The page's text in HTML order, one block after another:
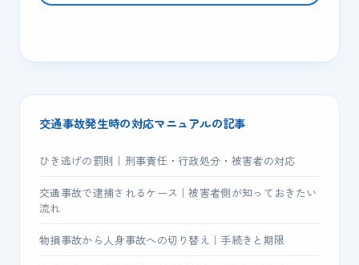
交通事故発生時の対応マニュアルの記事
ひき逃げの罰則｜刑事責任・行政処分・被害者の対応
交通事故で逮捕されるケース｜被害者側が知っておきたい
流れ
物損事故から人身事故への切り替え｜手続きと期限